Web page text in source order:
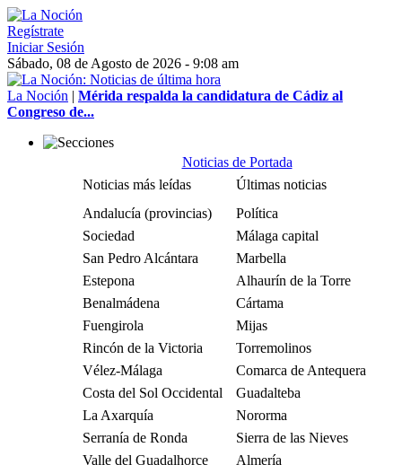
Regístrate
Iniciar Sesión
Sábado, 08 de Agosto de 2026 - 9:08 am
La Noción | Mérida respalda la candidatura de Cádiz al
Congreso de...
Noticias de Portada
Noticias más leídas
Últimas noticias
Andalucía (provincias)
Política
Sociedad
Málaga capital
San Pedro Alcántara
Marbella
Estepona
Alhaurín de la Torre
Benalmádena
Cártama
Fuengirola
Mijas
Rincón de la Victoria
Torremolinos
Vélez-Málaga
Comarca de Antequera
Costa del Sol Occidental
Guadalteba
La Axarquía
Nororma
Serranía de Ronda
Sierra de las Nieves
Valle del Guadalhorce
Almería